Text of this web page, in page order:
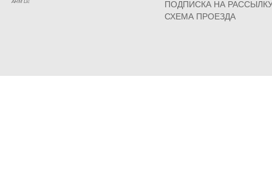
ARM Llc
ПОДПИСКА НА
СХЕМА ПРОЕЗДА